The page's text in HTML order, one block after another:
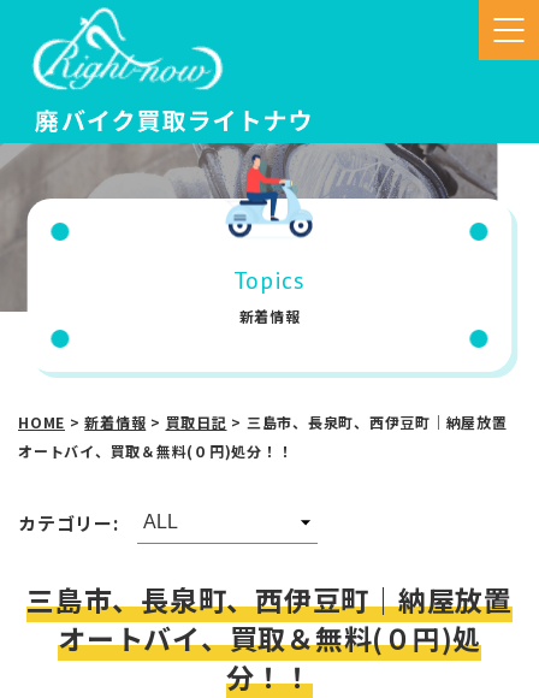
Topics
新着情報
HOME >新着情報 > 買取日記 > 三島市、長泉町、西伊豆町｜納屋放置
オートバイ、買取＆無料(０円)処分！！
カテゴリー:
三島市、長泉町、西伊豆町｜納屋放置
オートバイ、買取＆無料(０円)処
分！！